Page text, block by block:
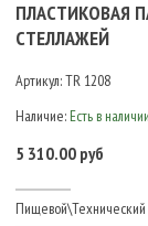
ПЛАСТИКОВАЯ
СТЕЛЛАЖЕЙ
Артикул:TR 1208
Наличие: Есть в наличии
5 310.00 руб
Пищевой\Технический